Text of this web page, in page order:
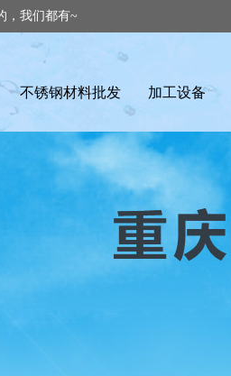
，我们都有~
不锈钢材料批发 加工设备